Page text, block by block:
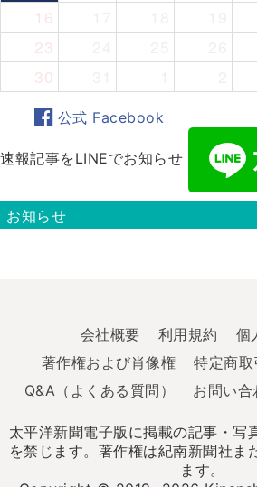
16
23
30
公式 Facebook
速報記事をLINEでお知らせ
お知らせ
会社概要
利用規約
個
著作権および肖像権
特定商
Q&A（よくある質問）
お問い合
太平洋新聞電子版に掲載の記事・写
を禁じます。著作権は紀南新聞社ま
ます。